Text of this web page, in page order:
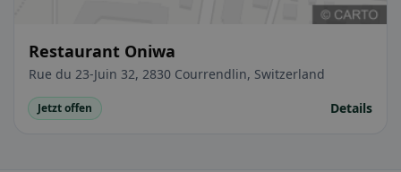
Restaurant Oniwa
Rue du 23-Juin 32, 2830 Courrendlin, Switzerland
Jetzt offen Details